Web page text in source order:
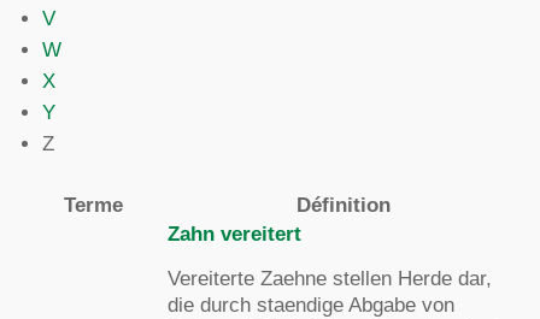
V
W
X
Y
Z
Terme Définition
Zahn vereitert
Vereiterte Zaehne stellen Herde dar,
die durch staendige Abgabe von